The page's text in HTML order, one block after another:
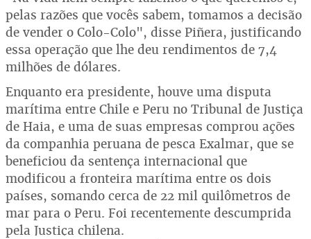
pelas razões que vocês sabem, tomamos a decisão
de vender o Colo-Colo", disse Piñera, justificando
essa operação que lhe deu rendimentos de 7,4
milhões de dólares.
Enquanto era presidente, houve uma disputa
marítima entre Chile e Peru no Tribunal de Justiça
de Haia, e uma de suas empresas comprou ações
da companhia peruana de pesca Exalmar, que se
beneficiou da sentença internacional que
modificou a fronteira marítima entre os dois
países, somando cerca de 22 mil quilômetros de
mar para o Peru. Foi recentemente descumprida
pela Justiça chilena.